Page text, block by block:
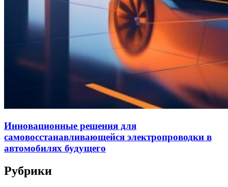
Инновационные решения для
самовосстанавливающейся электропроводки в
автомобилях будущего
Рубрики